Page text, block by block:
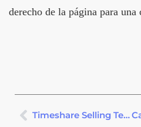
derecho de la página para una
Timeshare Selling Team Review